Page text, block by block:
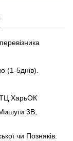
(1-5днів).
ТЦ ХарьОК
3В,
чи Позняків.